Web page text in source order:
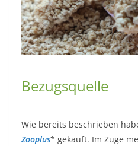
Bezugsquelle
Wie bereits beschrieben
Zooplus* gekauft. Im Zuge